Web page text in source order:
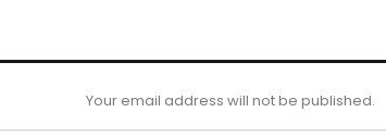
Your email address will not be published.